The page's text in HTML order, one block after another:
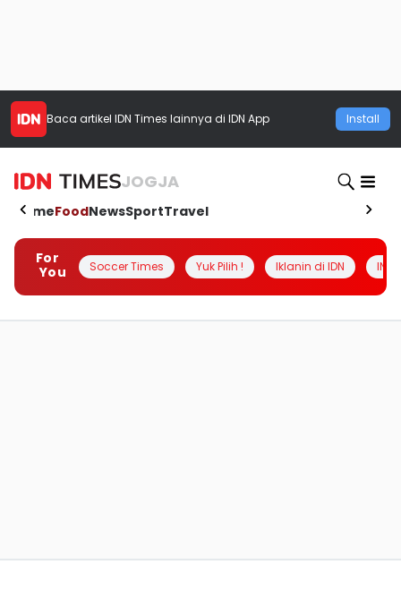
Baca artikel IDN Times lainnya di IDN App Install
JOGJA
HomeFoodNewsSportTravel
For
You
Soccer Times Yuk Pilih ! Iklanin di IDN